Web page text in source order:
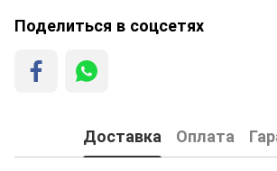
Поделиться в соцсетях
Доставка Оплата